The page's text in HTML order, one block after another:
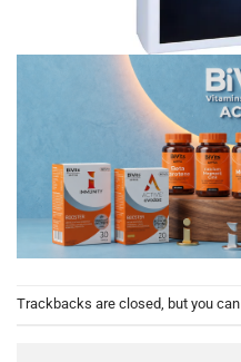
Trackbacks are closed, but you can